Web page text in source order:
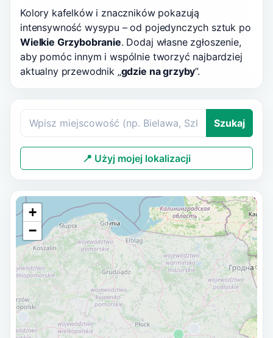
Kolory kafelków i znaczników pokazują
intensywność wysypu – od pojedynczych sztuk po
Wielkie Grzybobranie. Dodaj własne zgłoszenie,
aby pomóc innym i wspólnie tworzyć najbardziej
aktualny przewodnik „gdzie na grzyby”.
Szukaj
📍 Użyj mojej lokalizacji
+
−